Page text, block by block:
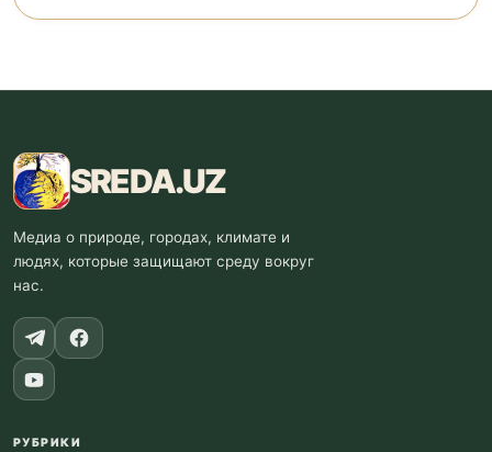
SREDA.UZ
Медиа о природе, городах, климате и
людях, которые защищают среду вокруг
нас.
РУБРИКИ